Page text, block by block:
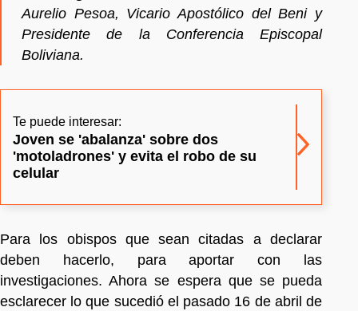
Aurelio Pesoa, Vicario Apostólico del Beni y
Presidente de la Conferencia Episcopal
Boliviana.
Te puede interesar:
Joven se 'abalanza' sobre dos
'motoladrones' y evita el robo de su
celular
Para los obispos que sean citadas a declarar
deben hacerlo, para aportar con las
investigaciones. Ahora se espera que se pueda
esclarecer lo que sucedió el pasado 16 de abril de